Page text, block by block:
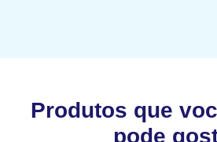
Produtos que
pode